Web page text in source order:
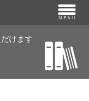
MENU
けます